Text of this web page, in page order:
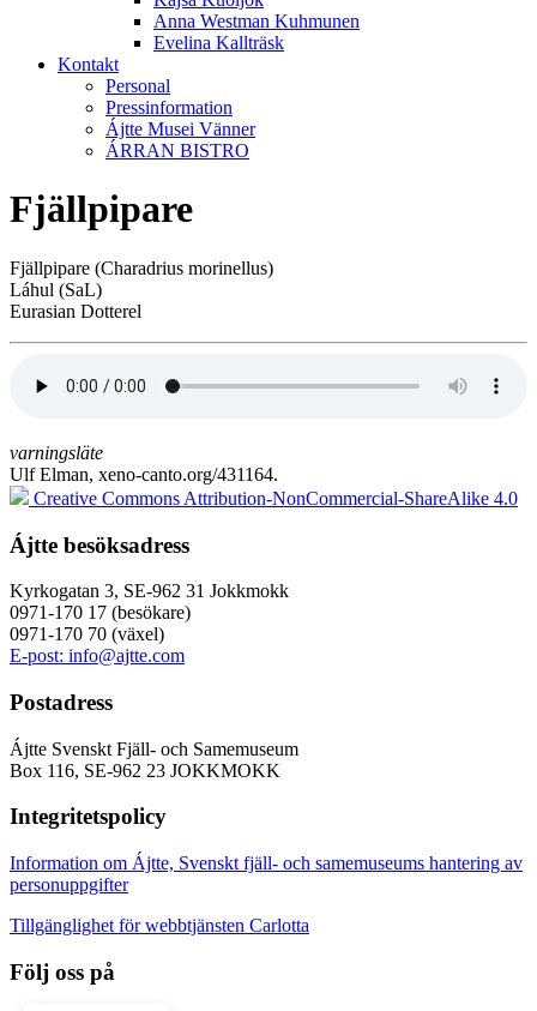
Anna Westman Kuhmunen
Evelina Kallträsk
Kontakt
Personal
Pressinformation
Ájtte Musei Vänner
ÁRRAN BISTRO
Fjällpipare
Fjällpipare (Charadrius morinellus)
Láhul (SaL)
Eurasian Dotterel
varningsläte
Ulf Elman, xeno-canto.org/431164.
Creative Commons Attribution-NonCommercial-ShareAlike 4.0
Ájtte besöksadress
Kyrkogatan 3, SE-962 31 Jokkmokk
0971-170 17 (besökare)
0971-170 70 (växel)
E-post: info@ajtte.com
Postadress
Ájtte Svenskt Fjäll- och Samemuseum
Box 116, SE-962 23 JOKKMOKK
Integritetspolicy
Information om Ájtte, Svenskt fjäll- och samemuseums hantering av
personuppgifter
Tillgänglighet för webbtjänsten Carlotta
Följ oss på